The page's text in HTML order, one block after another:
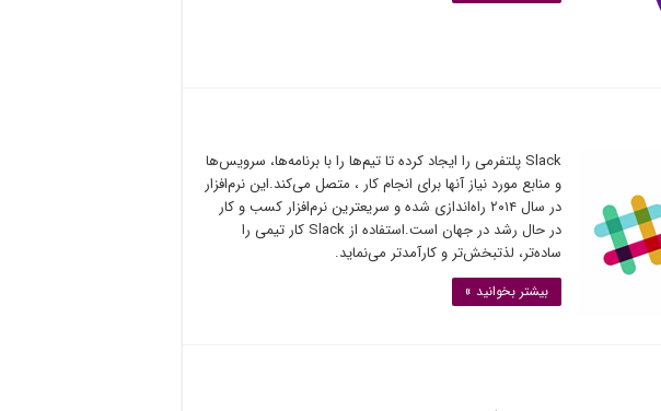
Slack پلتفرمی را ایجاد کرده تا تیم‌ها را با برنامه‌ها، سرویس‌ها
و منابع مورد نیاز آنها برای انجام کار ، متصل می‌کند.این نرم‌افزار
در سال ۲۰۱۴ راه‌اندازی شده و سریعترین نرم‌افزار کسب و کار
در حال رشد در جهان است.استفاده از Slack کار تیمی را
ساده‌تر، لذتبخش‌تر و کارآمدتر می‌نماید.
بیشتر بخوانید »